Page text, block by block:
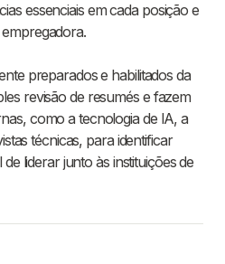
essenciais em cada posição e
preparados e habilitados da
revisão de resumés e fazem
como a tecnologia de IA, a
técnicas, para identificar
liderar junto às instituições de